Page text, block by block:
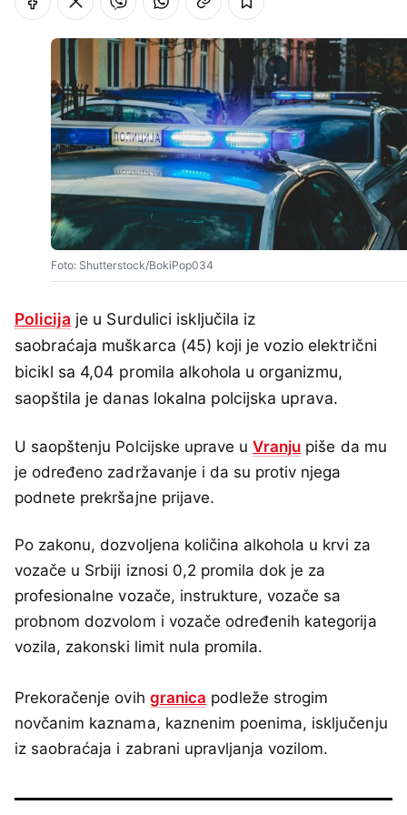
Foto: Shutterstock/BokiPop034
Policija je u Surdulici isključila iz
saobraćaja muškarca (45) koji je vozio električni
bicikl sa 4,04 promila alkohola u organizmu,
saopštila je danas lokalna polcijska uprava.
U saopštenju Polcijske uprave uVranju piše da mu
je određeno zadržavanje i da su protiv njega
podnete prekršajne prijave.
Po zakonu, dozvoljena količina alkohola u krvi za
vozače u Srbiji iznosi 0,2 promila dok je za
profesionalne vozače, instrukture, vozače sa
probnom dozvolom i vozače određenih kategorija
vozila, zakonski limit nula promila.
Prekoračenje ovih granica podleže strogim
novčanim kaznama, kaznenim poenima, isključenju
iz saobraćaja i zabrani upravljanja vozilom.